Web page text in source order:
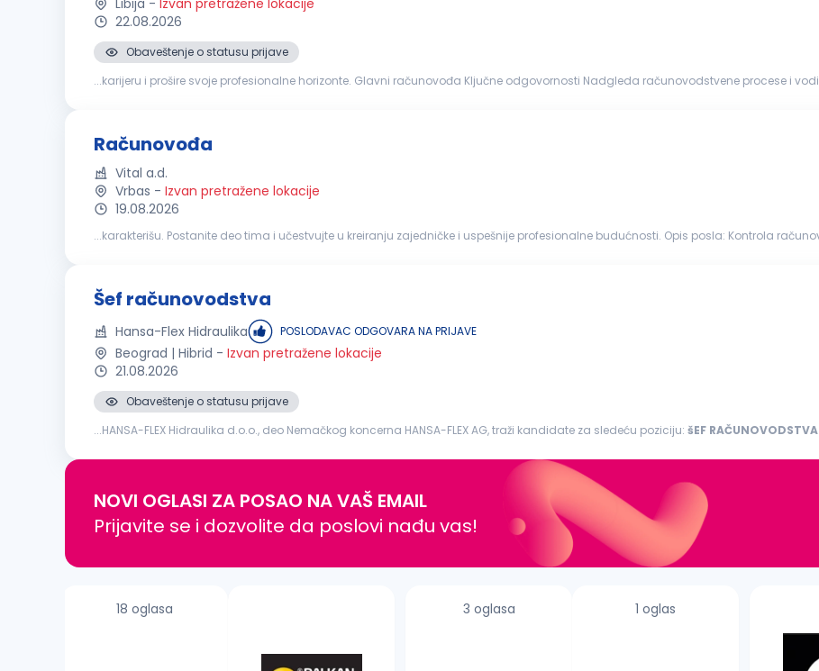
22.08.2026
Obaveštenje o statusu prijave
...karijeru i prošire svoje profesionalne horizonte. Glavni računovođa Ključne odgovornosti Nadgleda računovodstvene procese i vodi glavnu knjigu. Priprema mjesečne, kvartalne i
Računovođa
Vital a.d.
Vrbas - Izvan pretražene lokacije
19.08.2026
...karakterišu. Postanite deo tima i učestvujte u kreiranju zajedničke i uspešnije profesionalne budućnosti. Opis posla: Kontrola računovodstvene dokumentacije i izrada naloga za knjiženje
Šef računovodstva
Hansa-Flex Hidraulika POSLODAVAC ODGOVARA NA PRIJAVE
Beograd | Hibrid - Izvan pretražene lokacije
21.08.2026
Obaveštenje o statusu prijave
...HANSA-FLEX Hidraulika d.o.o., deo Nemačkog koncerna HANSA-FLEX AG, traži kandidate za sledeću poziciju: šEF RAČUNOVODSTVA
NOVI OGLASI ZA POSAO NA VAŠ EMAIL
Prijavite se i dozvolite da poslovi nađu vas!
18 oglasa 3 oglasa 1 oglas